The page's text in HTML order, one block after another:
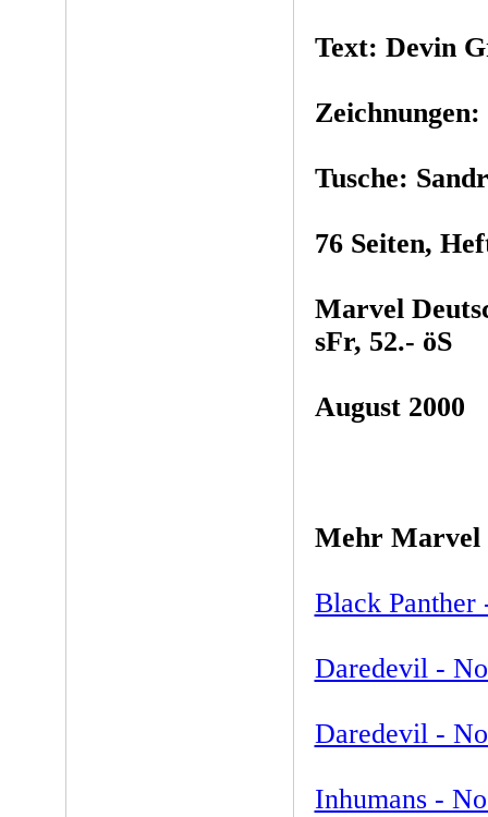
Text: Devin
Zeichnungen:
Tusche:
76 Seiten,
Marvel
sFr, 52.- öS
August 2000
Mehr Marvel
Black Panther
Daredevil -
Daredevil -
Inhumans -